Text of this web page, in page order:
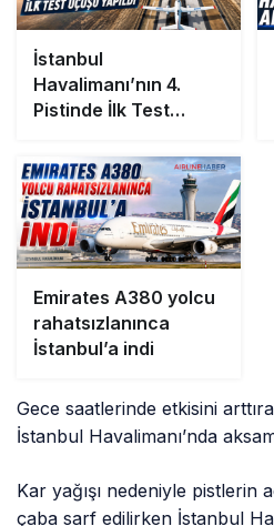
İstanbul
Havalimanı’nın 4.
Pistinde İlk Test
Emirates A380 yolcu
rahatsızlanınca
İstanbul’a indi
Gece saatlerinde etkisini
İstanbul Havalimanı’nda
Kar yağışı nedeniyle pistlerin
çaba sarf edilirken İstanbul